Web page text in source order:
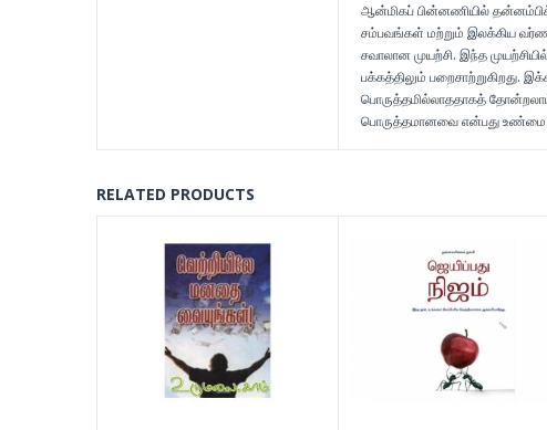
ஆன்மிகப் பின்னணியில்
சம்பவங்கள் மற்றும் இலக்கிய
சவாலான முயற்சி. இந்த
பக்கத்திலும் பறைசாற்றுகிறது.
பொருத்தமில்லாததாகத்
பொருத்தமானவை என்பது
RELATED PRODUCTS